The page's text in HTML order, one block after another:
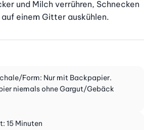
und Milch verrühren, Schnecken
einem Gitter auskühlen.
Form: Nur mit Backpapier.
niemals ohne Gargut/Gebäck
15 Minuten